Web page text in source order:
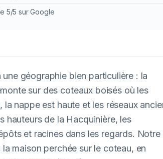
5/5 sur Google
géographie bien particulière : la
sur des coteaux boisés où les
nappe est haute et les réseaux
hauteurs de la Hacquinière, les
et racines dans les regards. Notre
maison perchée sur le coteau, en